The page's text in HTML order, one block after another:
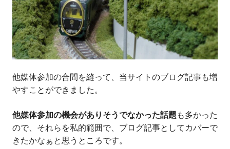
他媒体参加の合間を縫って、当サイトのブログ記事も増
やすことができました。
他媒体参加の機会がありそうでなかった話題も多かった
ので、それらを私的範囲で、ブログ記事としてカバーで
きたかなぁと思うところです。